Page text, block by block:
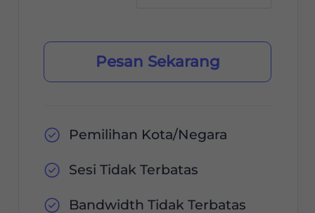
Pesan Sekarang
Pemilihan Kota/Negara
Sesi Tidak Terbatas
Bandwidth Tidak Terbatas